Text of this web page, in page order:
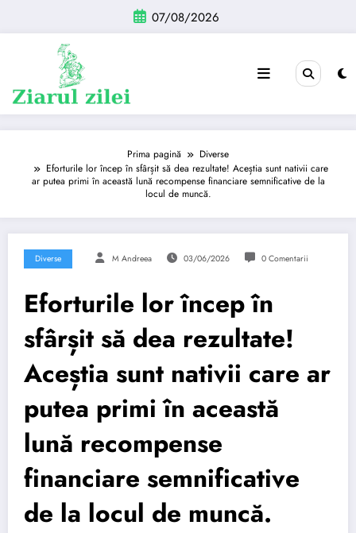
conținut
07/08/2026
Prima pagină
Diverse
Eforturile lor încep în sfârșit să dea rezultate! Aceștia sunt nativii care
ar putea primi în această lună recompense financiare semnificative de la
locul de muncă.
Diverse M Andreea 03/06/2026 0 Comentarii
Eforturile lor încep în
sfârșit să dea rezultate!
Aceștia sunt nativii care ar
putea primi în această
lună recompense
financiare semnificative
de la locul de muncă.